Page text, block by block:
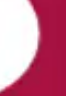
Sets
alles wie aus
optischen Reiz
das
wirkt der
bei
Maserung.
sich